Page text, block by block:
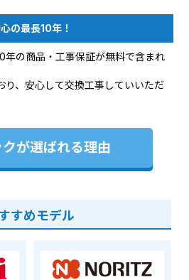
の最長10年！
年の商品・工事保証が無料で含まれ
り、安心して交換工事していいただ
が選ばれる理由
すめモデル